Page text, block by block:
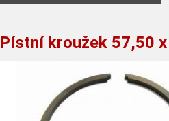
Pístní kroužek 57,50